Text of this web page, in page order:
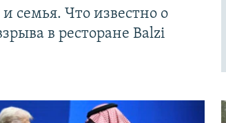
семья. Что известно о
в ресторане Balzi